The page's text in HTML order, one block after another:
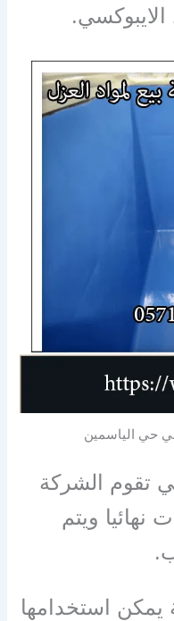
حي الياسمين
تقوم الشركة
نهائيا ويتم
يمكن استخدامها